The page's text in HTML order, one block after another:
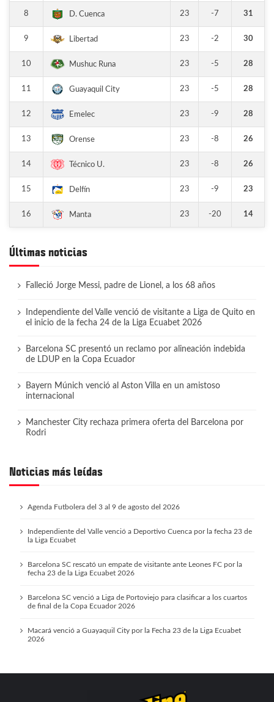
8 D. Cuenca 23 -7 31
9 Libertad 23 -2 30
10 Mushuc Runa 23 -5 28
11 Guayaquil City 23 -5 28
12 Emelec 23 -9 28
13 Orense 23 -8 26
14 Técnico U. 23 -8 26
15 Delfín 23 -9 23
16 Manta 23 -20 14
Últimas noticias
Falleció Jorge Messi, padre de Lionel, a los 68 años
Independiente del Valle venció de visitante a Liga de Quito en
el inicio de la fecha 24 de la Liga Ecuabet 2026
Barcelona SC presentó un reclamo por alineación indebida
de LDUP en la Copa Ecuador
Bayern Múnich venció al Aston Villa en un amistoso
internacional
Manchester City rechaza primera oferta del Barcelona por
Rodri
Noticias más leídas
Agenda Futbolera del 3 al 9 de agosto del 2026
Independiente del Valle venció a Deportivo Cuenca por la fecha 23 de
la Liga Ecuabet
Barcelona SC rescató un empate de visitante ante Leones FC por la
fecha 23 de la Liga Ecuabet 2026
Barcelona SC venció a Liga de Portoviejo para clasificar a los cuartos
de final de la Copa Ecuador 2026
Macará venció a Guayaquil City por la Fecha 23 de la Liga Ecuabet
2026